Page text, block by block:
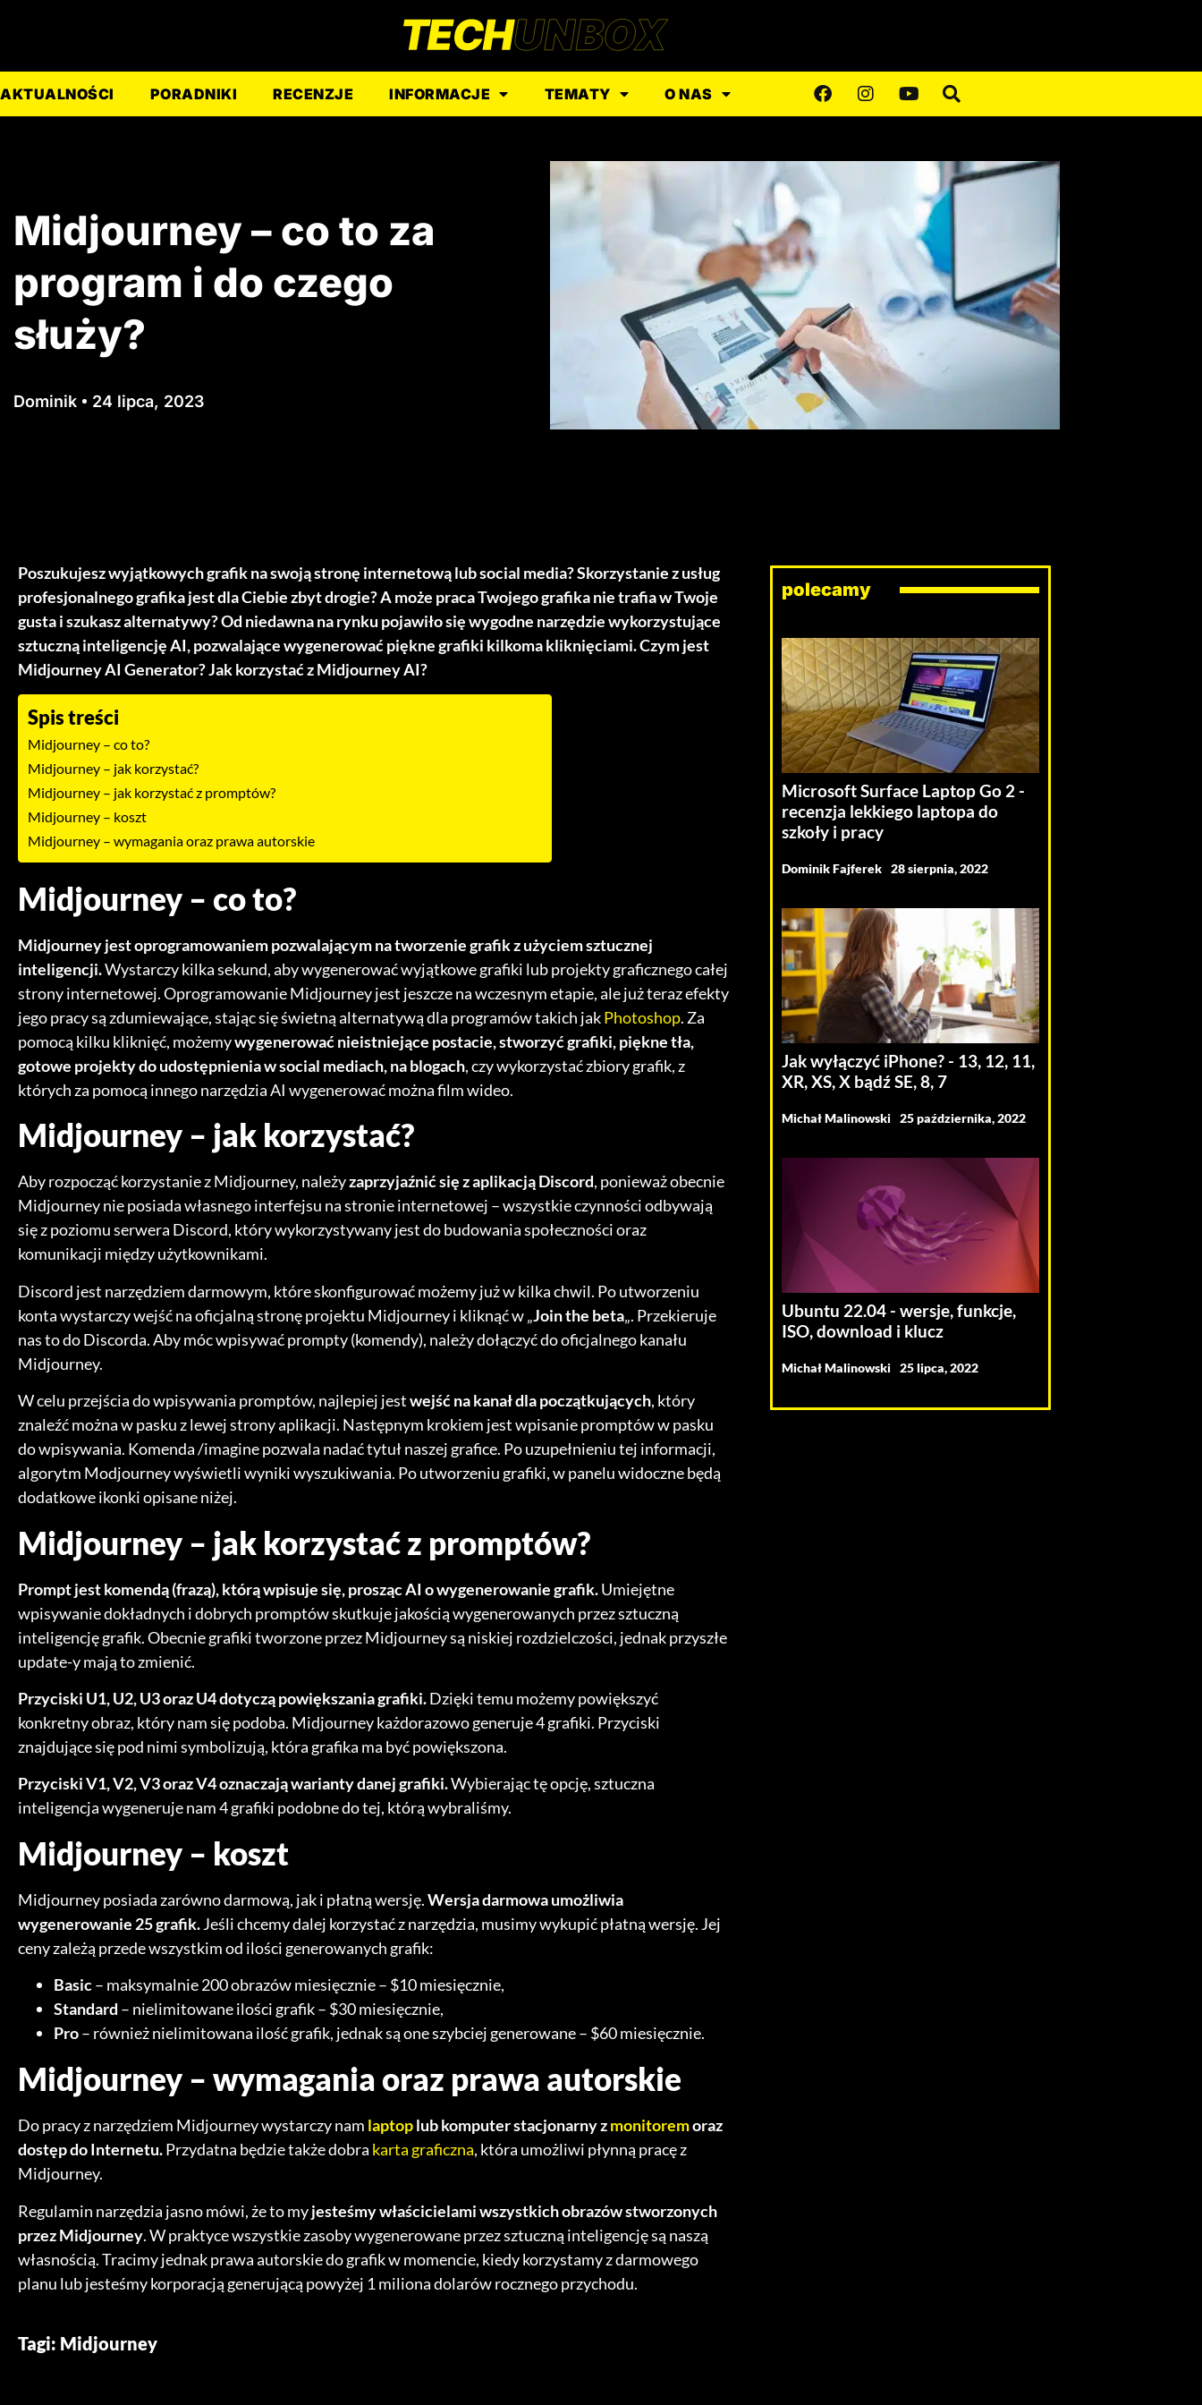
AKTUALNOŚCI PORADNIKI RECENZJE INFORMACJE TEMATY O NAS
Midjourney – co to za
program i do czego
służy?
Dominik 24 lipca, 2023
Poszukujesz wyjątkowych grafik na swoją stronę internetową lub social media? Skorzystanie z usług
profesjonalnego grafika jest dla Ciebie zbyt drogie? A może praca Twojego grafika nie trafia w Twoje
gusta i szukasz alternatywy? Od niedawna na rynku pojawiło się wygodne narzędzie wykorzystujące
sztuczną inteligencję AI, pozwalające wygenerować piękne grafiki kilkoma kliknięciami. Czym jest
Midjourney AI Generator? Jak korzystać z Midjourney AI?
Spis treści
Midjourney – co to?
Midjourney – jak korzystać?
Midjourney – jak korzystać z promptów?
Midjourney – koszt
Midjourney – wymagania oraz prawa autorskie
Midjourney – co to?
Midjourney jest oprogramowaniem pozwalającym na tworzenie grafik z użyciem sztucznej
inteligencji.Wystarczy kilka sekund, aby wygenerować wyjątkowe grafiki lub projekty graficznego całej
strony internetowej. Oprogramowanie Midjourney jest jeszcze na wczesnym etapie, ale już teraz efekty
jego pracy są zdumiewające, stając się świetną alternatywą dla programów takich jakPhotoshop. Za
pomocą kilku kliknięć, możemywygenerować nieistniejące postacie, stworzyć grafiki, piękne tła,
gotowe projekty do udostępnienia w social mediach, na blogach, czy wykorzystać zbiory grafik, z
których za pomocą innego narzędzia AI wygenerować można film wideo.
Midjourney – jak korzystać?
Aby rozpocząć korzystanie z Midjourney, należyzaprzyjaźnić się z aplikacją Discord, ponieważ obecnie
Midjourney nie posiada własnego interfejsu na stronie internetowej – wszystkie czynności odbywają
się z poziomu serwera Discord, który wykorzystywany jest do budowania społeczności oraz
komunikacji między użytkownikami.
Discord jest narzędziem darmowym, które skonfigurować możemy już w kilka chwil. Po utworzeniu
konta wystarczy wejść na oficjalną stronę projektu Midjourney i kliknąć w „Join the beta„. Przekieruje
nas to do Discorda. Aby móc wpisywać prompty (komendy), należy dołączyć do oficjalnego kanału
Midjourney.
W celu przejścia do wpisywania promptów, najlepiej jestwejść na kanał dla początkujących, który
znaleźć można w pasku z lewej strony aplikacji. Następnym krokiem jest wpisanie promptów w pasku
do wpisywania. Komenda /imagine pozwala nadać tytuł naszej grafice. Po uzupełnieniu tej informacji,
algorytm Modjourney wyświetli wyniki wyszukiwania. Po utworzeniu grafiki, w panelu widoczne będą
dodatkowe ikonki opisane niżej.
Midjourney – jak korzystać z promptów?
Prompt jest komendą (frazą), którą wpisuje się, prosząc AI o wygenerowanie grafik.Umiejętne
wpisywanie dokładnych i dobrych promptów skutkuje jakością wygenerowanych przez sztuczną
inteligencję grafik. Obecnie grafiki tworzone przez Midjourney są niskiej rozdzielczości, jednak przyszłe
update-y mają to zmienić.
Przyciski U1, U2, U3 oraz U4 dotyczą powiększania grafiki.Dzięki temu możemy powiększyć
konkretny obraz, który nam się podoba. Midjourney każdorazowo generuje 4 grafiki. Przyciski
znajdujące się pod nimi symbolizują, która grafika ma być powiększona.
Przyciski V1, V2, V3 oraz V4 oznaczają warianty danej grafiki.Wybierając tę opcję, sztuczna
inteligencja wygeneruje nam 4 grafiki podobne do tej, którą wybraliśmy.
Midjourney – koszt
Midjourney posiada zarówno darmową, jak i płatną wersję.Wersja darmowa umożliwia
wygenerowanie 25 grafik.Jeśli chcemy dalej korzystać z narzędzia, musimy wykupić płatną wersję. Jej
ceny zależą przede wszystkim od ilości generowanych grafik:
Basic– maksymalnie 200 obrazów miesięcznie – $10 miesięcznie,
Standard – nielimitowane ilości grafik – $30 miesięcznie,
Pro– również nielimitowana ilość grafik, jednak są one szybciej generowane – $60 miesięcznie.
Midjourney – wymagania oraz prawa autorskie
Do pracy z narzędziem Midjourney wystarczy nam laptoplub komputer stacjonarny zmonitoremoraz
dostęp do Internetu.Przydatna będzie także dobra karta graficzna, która umożliwi płynną pracę z
Midjourney.
Regulamin narzędzia jasno mówi, że to myjesteśmy właścicielami wszystkich obrazów stworzonych
przez Midjourney. W praktyce wszystkie zasoby wygenerowane przez sztuczną inteligencję są naszą
własnością. Tracimy jednak prawa autorskie do grafik w momencie, kiedy korzystamy z darmowego
planu lub jesteśmy korporacją generującą powyżej 1 miliona dolarów rocznego przychodu.
Tagi: Midjourney
polecamy
Microsoft Surface Laptop Go 2 -
recenzja lekkiego laptopa do
szkoły i pracy
Dominik Fajferek 28 sierpnia, 2022
Jak wyłączyć iPhone? - 13, 12, 11,
XR, XS, X bądź SE, 8, 7
Michał Malinowski 25 października, 2022
Ubuntu 22.04 - wersje, funkcje,
ISO, download i klucz
Michał Malinowski 25 lipca, 2022